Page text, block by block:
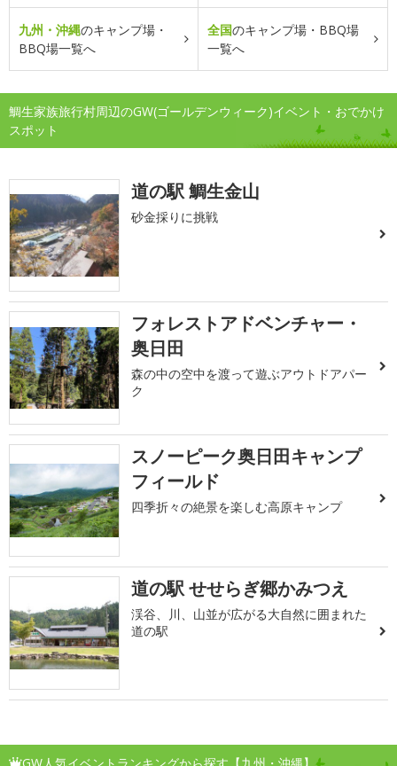
九州・沖縄のキャンプ場・
BBQ場一覧へ
全国のキャンプ場・BBQ場
一覧へ
鯛生家族旅行村周辺のGW(ゴールデンウィーク)イベント・おでかけ
スポット
道の駅 鯛生金山
砂金採りに挑戦
フォレストアドベンチャー・
奥日田
森の中の空中を渡って遊ぶアウトドアパー
ク
スノーピーク奥日田キャンプ
フィールド
四季折々の絶景を楽しむ高原キャンプ
道の駅 せせらぎ郷かみつえ
渓谷、川、山並が広がる大自然に囲まれた
道の駅
GW人気イベントランキングから探す【九州・沖縄】